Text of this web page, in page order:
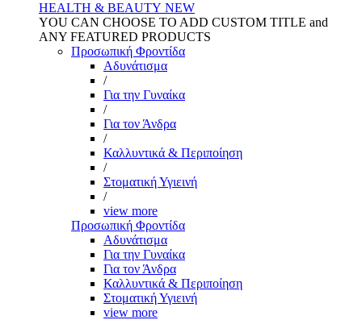
HEALTH & BEAUTY NEW
YOU CAN CHOOSE TO ADD CUSTOM TITLE and
ANY FEATURED PRODUCTS
Προσωπική Φροντίδα
Αδυνάτισμα
/
Για την Γυναίκα
/
Για τον Άνδρα
/
Καλλυντικά & Περιποίηση
/
Στοματική Υγιεινή
/
view more
Προσωπική Φροντίδα
Αδυνάτισμα
Για την Γυναίκα
Για τον Άνδρα
Καλλυντικά & Περιποίηση
Στοματική Υγιεινή
view more